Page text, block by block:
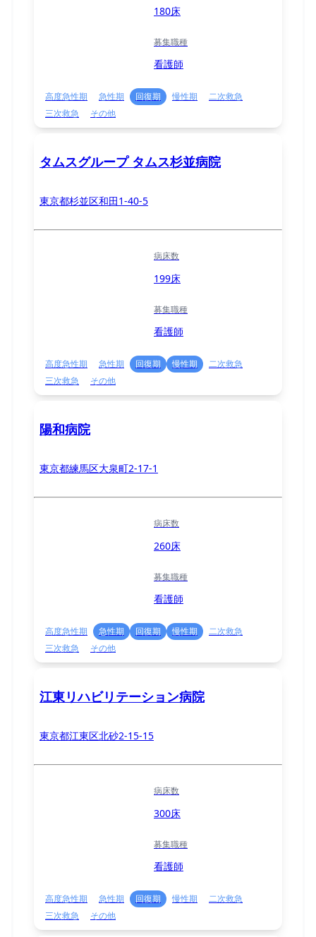
180床
募集職種
看護師
高度急性期 急性期 回復期 慢性期
二次救急
三次救急
その他
タムスグループ タムス杉並病院
東京都杉並区和田1-40-5
病床数
199床
募集職種
看護師
高度急性期 急性期 回復期 慢性期
二次救急
三次救急
その他
陽和病院
東京都練馬区大泉町2-17-1
病床数
260床
募集職種
看護師
高度急性期 急性期 回復期 慢性期
二次救急
三次救急
その他
江東リハビリテーション病院
東京都江東区北砂2-15-15
病床数
300床
募集職種
看護師
高度急性期 急性期 回復期 慢性期
二次救急
三次救急
その他